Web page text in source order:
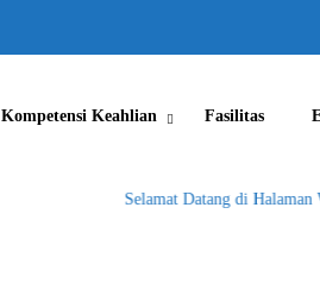
Kompetensi Keahlian Fasilitas
Selamat Datang di Halaman